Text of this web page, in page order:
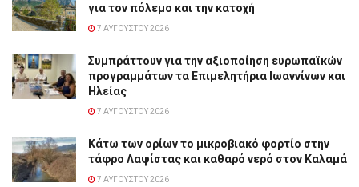
για τον πόλεμο και την κατοχή
7 ΑΥΓΟΎΣΤΟΥ 2026
Συμπράττουν για την αξιοποίηση ευρωπαϊκών
προγραμμάτων τα Επιμελητήρια Ιωαννίνων και
Ηλείας
7 ΑΥΓΟΎΣΤΟΥ 2026
Κάτω των ορίων το μικροβιακό φορτίο στην
τάφρο Λαψίστας και καθαρό νερό στον Καλαμά
7 ΑΥΓΟΎΣΤΟΥ 2026